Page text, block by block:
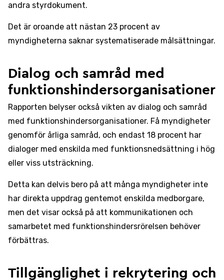
andra styrdokument.
Det är oroande att nästan 23 procent av
myndigheterna saknar systematiserade målsättningar.
Dialog och samråd med
funktionshindersorganisationer
Rapporten belyser också vikten av dialog och samråd
med funktionshindersorganisationer. Få myndigheter
genomför årliga samråd, och endast 18 procent har
dialoger med enskilda med funktionsnedsättning i hög
eller viss utsträckning.
Detta kan delvis bero på att många myndigheter inte
har direkta uppdrag gentemot enskilda medborgare,
men det visar också på att kommunikationen och
samarbetet med funktionshindersrörelsen behöver
förbättras.
Tillgänglighet i rekrytering och